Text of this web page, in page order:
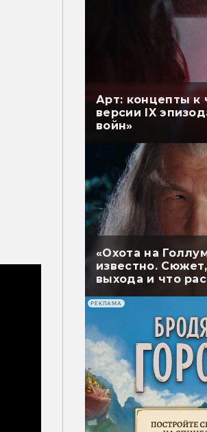
Арт: концепты к
версии IX
войн»
«Охота на
известно.
выхода и что
РЕКЛАМА